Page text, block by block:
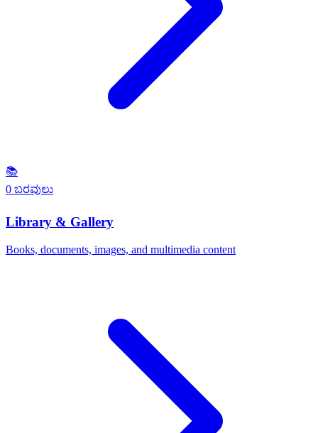
📚
0 ಬರವುಲು
Library & Gallery
Books, documents, images, and multimedia content